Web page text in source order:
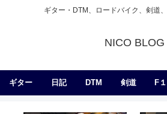
ギター・DTM、ロードバイク、剣道
NICO BLOG
ギター 日記 DTM 剣道 F